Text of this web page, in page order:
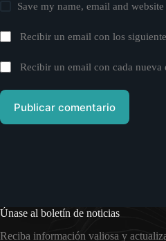
Save my name, email and
Recibir un email con los
Recibir un email con cada nueva
Publicar comentario
Únase al boletín de noticias
Reciba información valiosa y